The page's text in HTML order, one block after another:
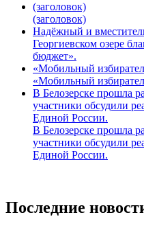
(заголовок)
(заголовок)
Надёжный и
Георгиевском озере
бюджет».
«Мобильный
«Мобильный
В Белозерске прошла
участники обсудили
Единой России.
В Белозерске прошла
участники обсудили
Единой России.
Последние